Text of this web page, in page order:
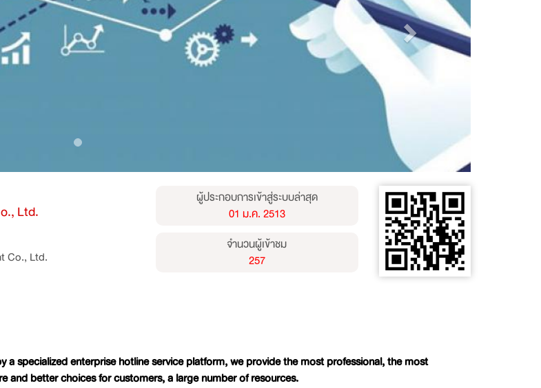
Ltd.
Co., Ltd.
ผู้ประกอบการเข้าสู่ระบบล่าสุด
01 ม.ค. 2513
จำนวนผู้เข้าชม
257
specialized enterprise hotline service platform, we provide the most professional, the most
better choices for customers, a large number of resources.